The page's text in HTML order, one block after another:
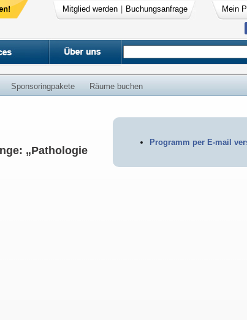
Mitglied werden Buchungsanfrage Mein
Sponsoringpakete Räume buchen
Programm per E-mail
„Pathologie